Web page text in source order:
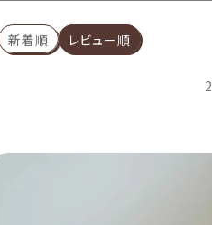
新着順 レビュー順
2